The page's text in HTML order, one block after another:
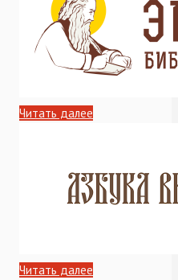
Читать далее
Читать далее